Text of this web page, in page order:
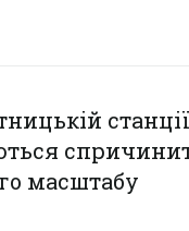
станції
масштабу